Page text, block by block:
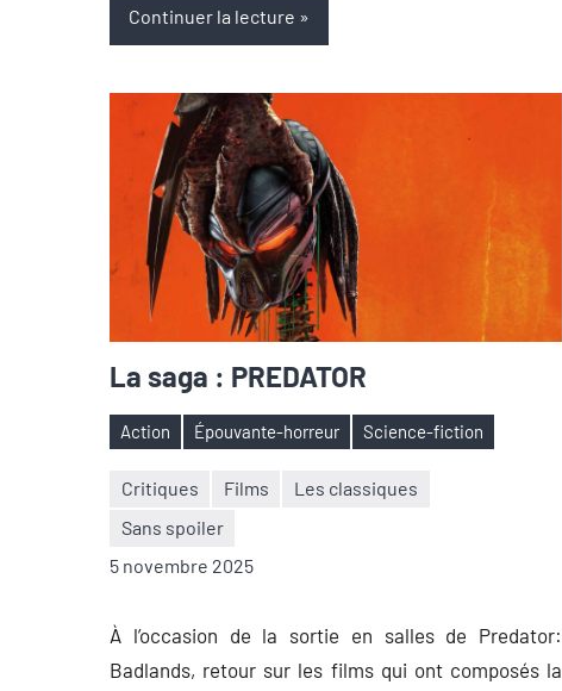
Continuer la lecture
La saga : PREDATOR
Étiquettes
Action Épouvante-horreur Science-fiction
Critiques Films
Les classiques
Sans spoiler
5 novembre 2025
Nicolas
Auger
Aucun
commentaire
À l’occasion de la sortie en salles de Predator:
Badlands, retour sur les films qui ont composés la